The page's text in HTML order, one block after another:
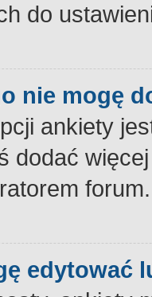
do
nie mogę
ankiety
dodać
forum.
edytować